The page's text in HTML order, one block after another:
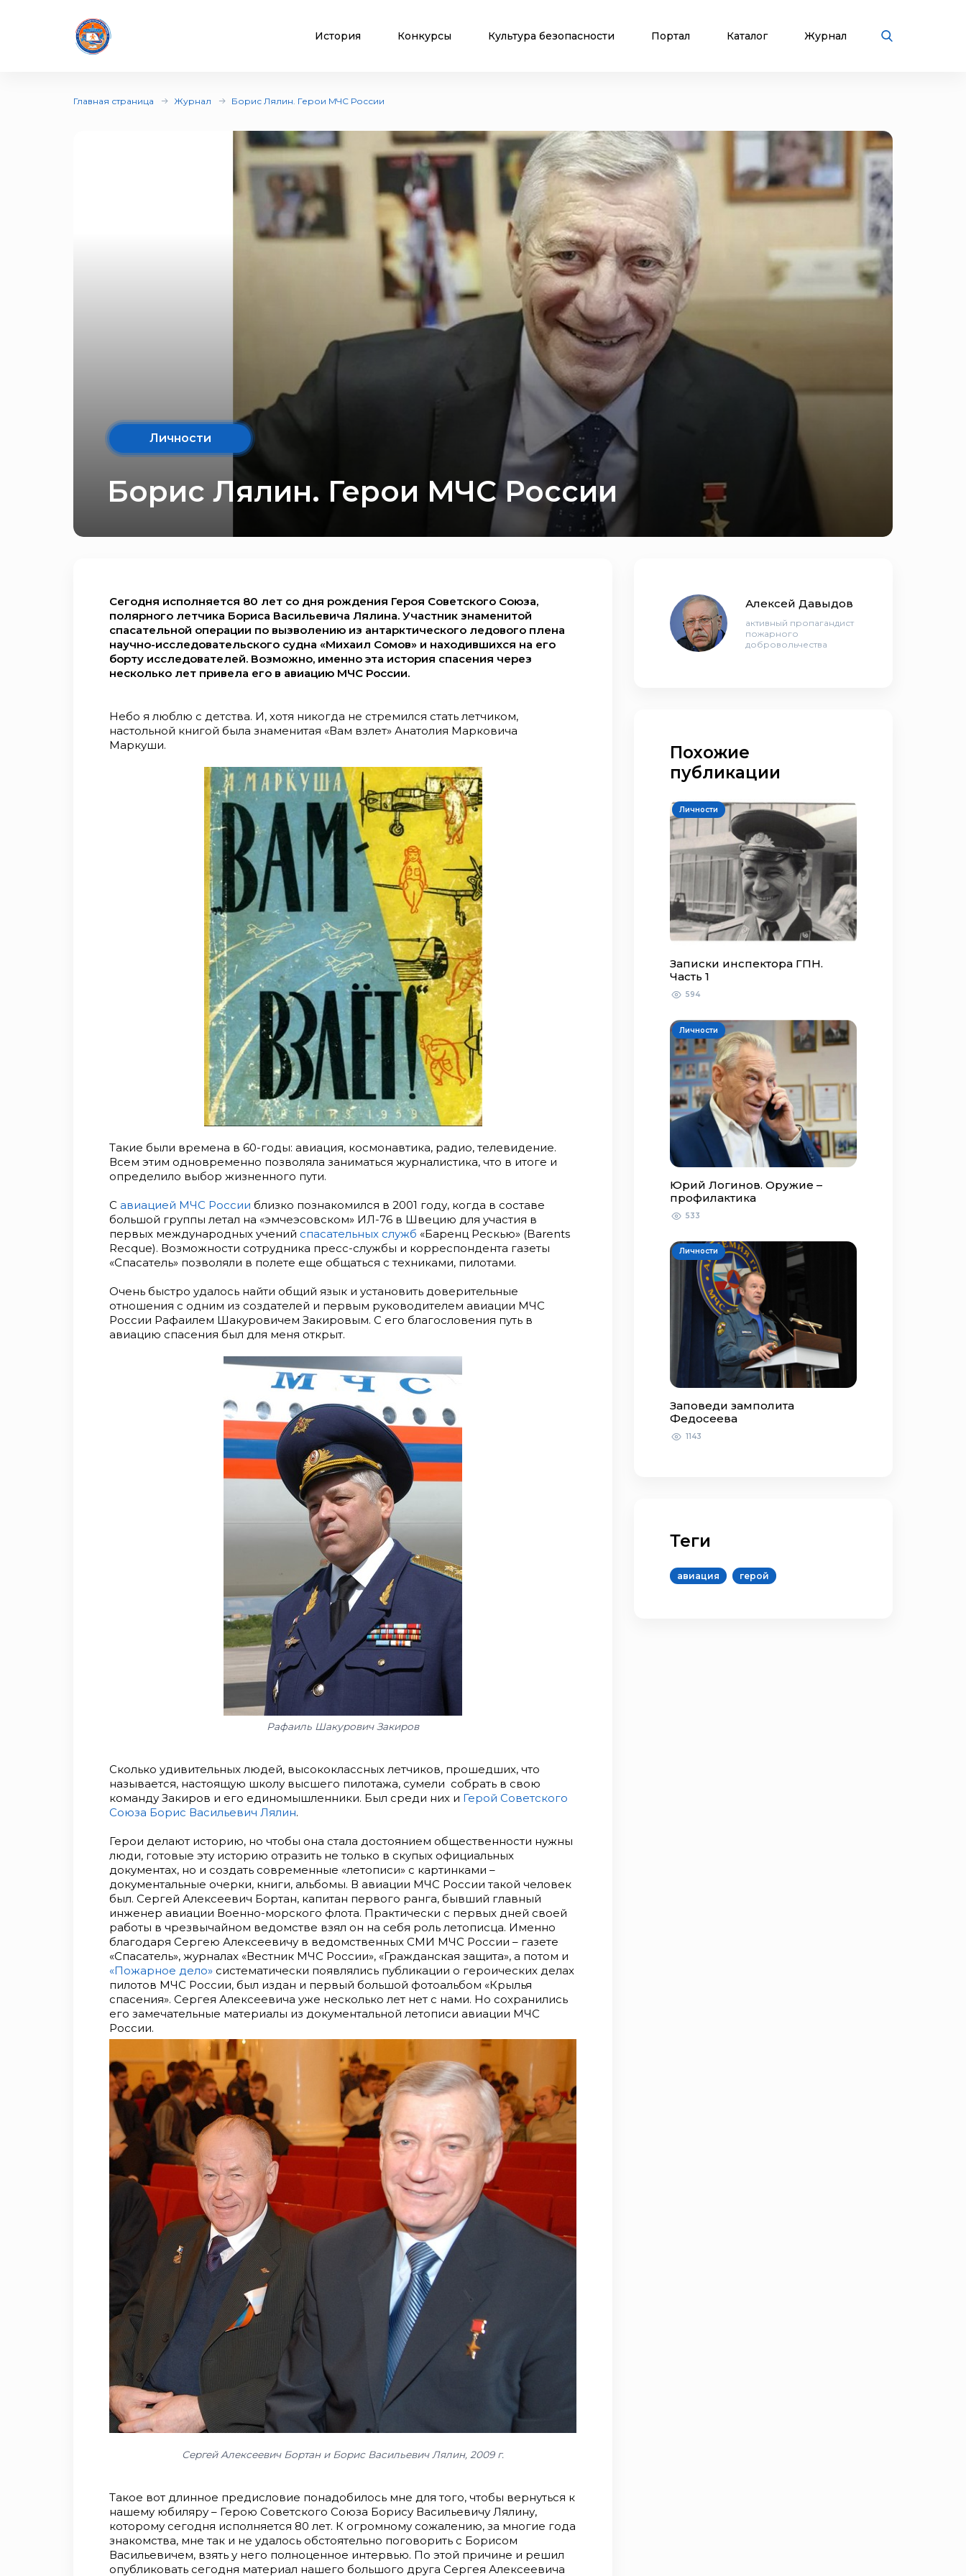
История Конкурсы Культура безопасности Портал Каталог Журнал
Главная страница Журнал Борис Лялин. Герои МЧС России
Личности
Борис Лялин. Герои МЧС России
Сегодня исполняется 80 лет со дня рождения Героя Советского Союза,
полярного летчика Бориса Васильевича Лялина. Участник знаменитой
спасательной операции по вызволению из антарктического ледового плена
научно-исследовательского судна «Михаил Сомов» и находившихся на его
борту исследователей. Возможно, именно эта история спасения через
несколько лет привела его в авиацию МЧС России.
Небо я люблю с детства. И, хотя никогда не стремился стать летчиком,
настольной книгой была знаменитая «Вам взлет» Анатолия Марковича
Маркуши.
Такие были времена в 60-годы: авиация, космонавтика, радио, телевидение.
Всем этим одновременно позволяла заниматься журналистика, что в итоге и
определило выбор жизненного пути.
С авиацией МЧС России близко познакомился в 2001 году, когда в составе
большой группы летал на «эмчеэсовском» ИЛ-76 в Швецию для учаcтия в
первых международных учений спасательных служб «Баренц Рескью» (Barents
Recque). Возможности сотрудника пресс-службы и корреспондента газеты
«Спасатель» позволяли в полете еще общаться с техниками, пилотами.
Очень быстро удалось найти общий язык и установить доверительные
отношения с одним из создателей и первым руководителем авиации МЧС
России Рафаилем Шакуровичем Закировым. С его благословения путь в
авиацию спасения был для меня открыт.
Рафаиль Шакурович Закиров
Сколько удивительных людей, высококлассных летчиков, прошедших, что
называется, настоящую школу высшего пилотажа, сумели собрать в свою
команду Закиров и его единомышленники. Был среди них и Герой Советского
Союза Борис Васильевич Лялин.
Герои делают историю, но чтобы она стала достоянием общественности нужны
люди, готовые эту историю отразить не только в скупых официальных
документах, но и создать современные «летописи» с картинками –
документальные очерки, книги, альбомы. В авиации МЧС России такой человек
был. Сергей Алексеевич Бортан, капитан первого ранга, бывший главный
инженер авиации Военно-морского флота. Практически с первых дней своей
работы в чрезвычайном ведомстве взял он на себя роль летописца. Именно
благодаря Сергею Алексеевичу в ведомственных СМИ МЧС России – газете
«Спасатель», журналах «Вестник МЧС России», «Гражданская защита», а потом и
«Пожарное дело» систематически появлялись публикации о героических делах
пилотов МЧС России, был издан и первый большой фотоальбом «Крылья
спасения». Сергея Алексеевича уже несколько лет нет с нами. Но сохранились
его замечательные материалы из документальной летописи авиации МЧС
России.
Сергей Алексеевич Бортан и Борис Васильевич Лялин, 2009 г.
Такое вот длинное предисловие понадобилось мне для того, чтобы вернуться к
нашему юбиляру – Герою Советского Союза Борису Васильевичу Лялину,
которому сегодня исполняется 80 лет. К огромному сожалению, за многие года
знакомства, мне так и не удалось обстоятельно поговорить с Борисом
Васильевичем, взять у него полноценное интервью. По этой причине и решил
опубликовать сегодня материал нашего большого друга Сергея Алексеевича
Алексей Давыдов
активный пропагандист
пожарного
добровольчества
Похожие
публикации
Личности
Записки инспектора ГПН.
Часть 1
594
Личности
Юрий Логинов. Оружие –
профилактика
533
Личности
Заповеди замполита
Федосеева
1143
Теги
авиация герой